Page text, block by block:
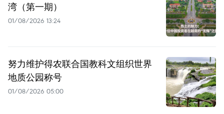
湾（第一期）
01/08/2026 13:24
努力维护得农联合国教科文组织世界
地质公园称号
01/08/2026 05:00